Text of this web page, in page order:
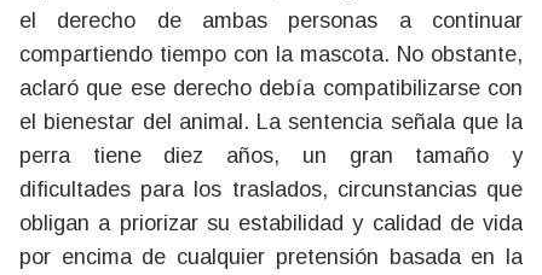
el derecho de ambas personas a continuar
compartiendo tiempo con la mascota. No obstante,
aclaró que ese derecho debía compatibilizarse con
el bienestar del animal. La sentencia señala que la
perra tiene diez años, un gran tamaño y
dificultades para los traslados, circunstancias que
obligan a priorizar su estabilidad y calidad de vida
por encima de cualquier pretensión basada en la